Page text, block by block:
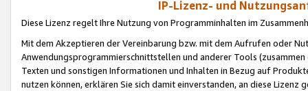
IP-Lizenz- und
Diese Lizenz regelt Ihre Nutzung von Programminhalten im
Mit dem Akzeptieren der Vereinbarung bzw. mit dem Aufrufen oder
Anwendungsprogrammierschnittstellen und anderer Tools (zusammen
Texten und sonstigen Informationen und Inhalten in Bezug auf
nutzen können, erklären Sie sich damit einverstanden, an diese Lizenz